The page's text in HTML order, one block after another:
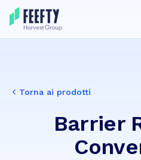
Torna ai prodotti
Barrier